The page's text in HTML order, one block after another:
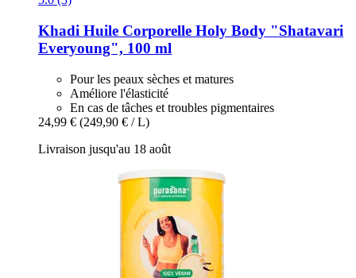
Khadi Huile Corporelle Holy Body "Shatavari
Everyoung", 100 ml
Pour les peaux sèches et matures
Améliore l'élasticité
En cas de tâches et troubles pigmentaires
24,99 € (249,90 € / L)
Livraison jusqu'au 18 août